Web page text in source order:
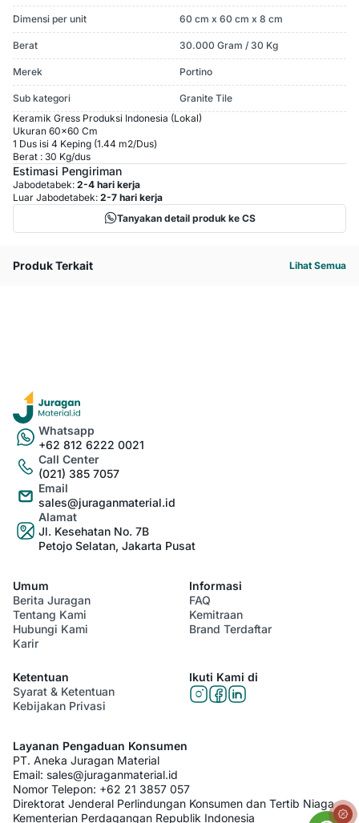
Dimensi per unit 60 cm x 60 cm x 8 cm
Berat 30.000 Gram / 30 Kg
Merek Portino
Sub kategori
Granite Tile
Keramik Gress Produksi Indonesia (Lokal)
Ukuran 60x60 Cm
1 Dus isi 4 Keping (1.44 m2/Dus)
Berat : 30 Kg/dus
Estimasi Pengiriman
Jabodetabek: 2-4 hari kerja
Luar Jabodetabek: 2-7 hari kerja
Tanyakan detail produk ke CS
Produk Terkait Lihat Semua
Whatsapp
+62 812 6222 0021
Call Center
(021) 385 7057
Email
sales@juraganmaterial.id
Alamat
Jl. Kesehatan No. 7B
Petojo Selatan, Jakarta Pusat
Umum
Berita Juragan
Tentang Kami
Hubungi Kami
Karir
Informasi
FAQ
Kemitraan
Brand Terdaftar
Ketentuan
Syarat & Ketentuan
Kebijakan Privasi
Ikuti Kami di
Layanan Pengaduan Konsumen
PT. Aneka Juragan Material
Email: sales@juraganmaterial.id
Nomor Telepon: +62 21 3857 057
Direktorat Jenderal Perlindungan Konsumen dan Tertib Niaga
Kementerian Perdagangan Republik Indonesia